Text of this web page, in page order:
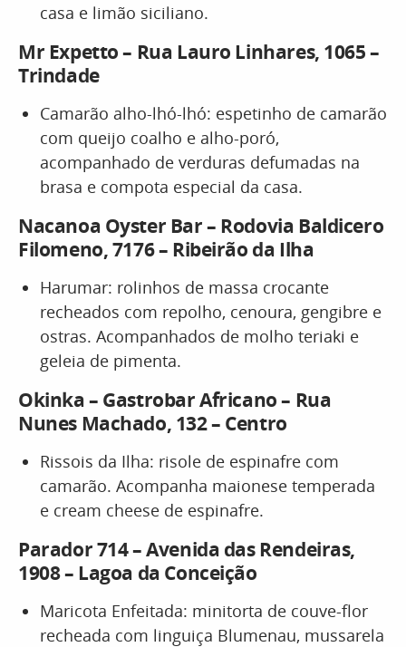
casa e limão siciliano.
Mr Expetto – Rua Lauro Linhares, 1065 –
Trindade
Camarão alho-lhó-lhó: espetinho de camarão
com queijo coalho e alho-poró,
acompanhado de verduras defumadas na
brasa e compota especial da casa.
Nacanoa Oyster Bar – Rodovia Baldicero
Filomeno, 7176 – Ribeirão da Ilha
Harumar: rolinhos de massa crocante
recheados com repolho, cenoura, gengibre e
ostras. Acompanhados de molho teriaki e
geleia de pimenta.
Okinka – Gastrobar Africano – Rua
Nunes Machado, 132 – Centro
Rissois da Ilha: risole de espinafre com
camarão. Acompanha maionese temperada
e cream cheese de espinafre.
Parador 714 – Avenida das Rendeiras,
1908 – Lagoa da Conceição
Maricota Enfeitada: minitorta de couve-flor
recheada com linguiça Blumenau, mussarela